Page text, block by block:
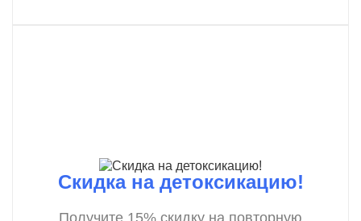
Скидка на детоксикацию!
Получите 15% скидку на повторную